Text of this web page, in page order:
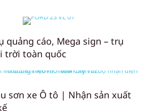
quảng cáo, Mega sign – trụ
trời toàn quốc
sơn xe Ô tô | Nhận sản xuất